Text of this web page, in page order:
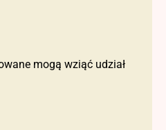
mogą wziąć udział